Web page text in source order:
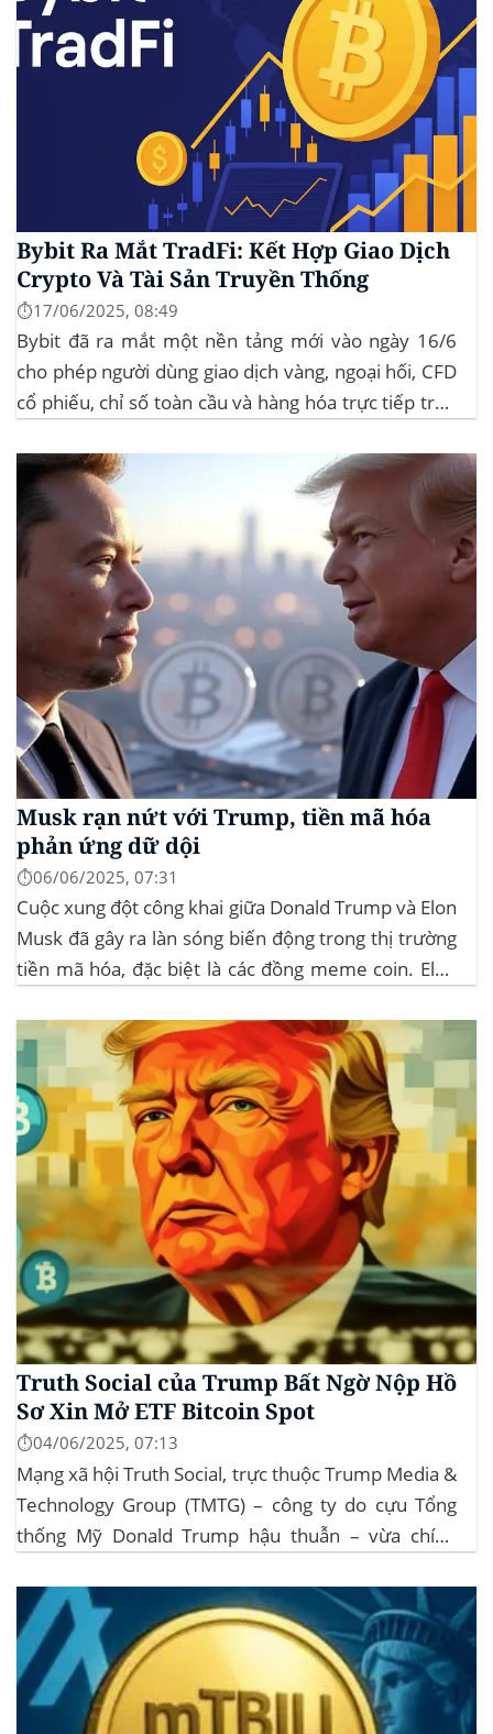
Bybit Ra Mắt TradFi: Kết Hợp Giao Dịch
Crypto Và Tài Sản Truyền Thống
⏱️17/06/2025, 08:49
Bybit đã ra mắt một nền tảng mới vào ngày 16/6
cho phép người dùng giao dịch vàng, ngoại hối, CFD
cổ phiếu, chỉ số toàn cầu và hàng hóa trực tiếp trên
giao dịch tiền mã hóa...
Musk rạn nứt với Trump, tiền mã hóa
phản ứng dữ dội
⏱️06/06/2025, 07:31
Cuộc xung đột công khai giữa Donald Trump và Elon
Musk đã gây ra làn sóng biến động trong thị trường
tiền mã hóa, đặc biệt là các đồng meme coin. Elon
Government Efficiency) và chỉ trích dự luật “Big
Beautiful Bill” của Trump,...
Truth Social của Trump Bất Ngờ Nộp Hồ
Sơ Xin Mở ETF Bitcoin Spot
⏱️04/06/2025, 07:13
Mạng xã hội Truth Social, trực thuộc Trump Media &
Technology Group (TMTG) – công ty do cựu Tổng
thống Mỹ Donald Trump hậu thuẫn – vừa chính
dịch Mỹ (SEC) để xin phê duyệt quỹ ETF Bitcoin...